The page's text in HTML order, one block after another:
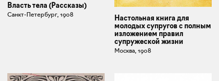
Власть тела (Рассказы)
Санкт-Петербург, 1908
Настольная книга для
молодых супругов с полным
изложением правил
супружеской жизни
Москва, 1908